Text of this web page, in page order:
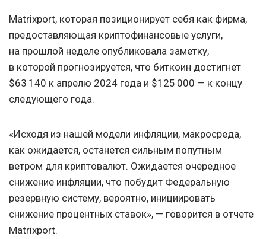
Matrixport, которая позиционирует себя как фирма,
предоставляющая криптофинансовые услуги,
на прошлой неделе опубликовала заметку,
в которой прогнозируется, что биткоин достигнет
$63 140 к апрелю 2024 года и $125 000 — к концу
следующего года.
«Исходя из нашей модели инфляции, макросреда,
как ожидается, останется сильным попутным
ветром для криптовалют. Ожидается очередное
снижение инфляции, что побудит Федеральную
резервную систему, вероятно, инициировать
снижение процентных ставок», — говорится в отчете
Matrixport.